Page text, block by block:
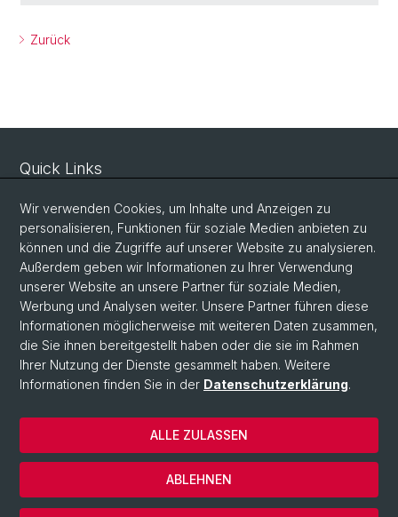
Zurück
Quick Links
Vorlesungsverzeichnis
Raumtool Universität Basel
Social Media
Instagram
Wir verwenden Cookies, um Inhalte und Anzeigen zu
personalisieren, Funktionen für soziale Medien anbieten zu
können und die Zugriffe auf unserer Website zu analysieren.
Außerdem geben wir Informationen zu Ihrer Verwendung
unserer Website an unsere Partner für soziale Medien,
Werbung und Analysen weiter. Unsere Partner führen diese
Informationen möglicherweise mit weiteren Daten zusammen,
die Sie ihnen bereitgestellt haben oder die sie im Rahmen
Ihrer Nutzung der Dienste gesammelt haben. Weitere
Informationen finden Sie in der Datenschutzerklärung.
ABLEHNEN
ALLE ZULASSEN